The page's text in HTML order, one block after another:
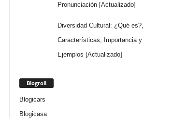
Pronunciación [Actualizado]
Diversidad Cultural: ¿Qué es?,
Características, Importancia y
Ejemplos [Actualizado]
Blogroll
Blogicars
Blogicasa